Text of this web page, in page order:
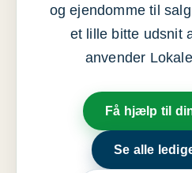
og ejendomme til
et lille bitte udsnit
anvender
Få hjælp til
Se alle